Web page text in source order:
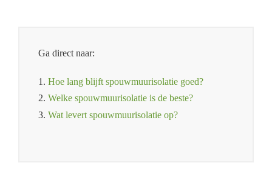
Ga direct naar:
1. Hoe lang blijft spouwmuurisolatie goed?
2. Welke spouwmuurisolatie is de beste?
3. Wat levert spouwmuurisolatie op?